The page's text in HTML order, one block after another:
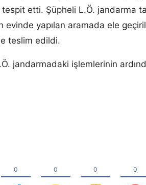
etti. Şüpheli L.Ö. jandarma
evinde yapılan aramada ele
teslim edildi.
jandarmadaki işlemlerinin